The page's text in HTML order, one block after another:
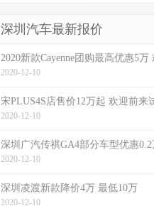
深圳汽车最新报价
2020新款Cayenne团购最高优惠5万
2020-12-10
宋PLUS4S店售价12万起 欢迎前来
2020-12-10
深圳广汽传祺GA4部分车型优惠
2020-12-10
深圳凌渡新款降价4万 最低10万
2020-12-10